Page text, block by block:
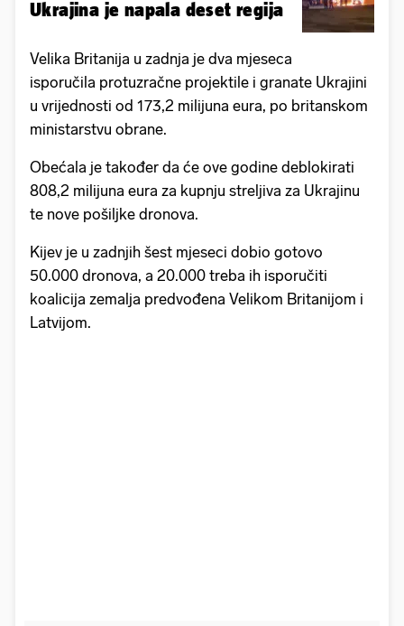
Ukrajina je napala deset regija
Velika Britanija u zadnja je dva mjeseca
isporučila protuzračne projektile i granate Ukrajini
u vrijednosti od 173,2 milijuna eura, po britanskom
ministarstvu obrane.
Obećala je također da će ove godine deblokirati
808,2 milijuna eura za kupnju streljiva za Ukrajinu
te nove pošiljke dronova.
Kijev je u zadnjih šest mjeseci dobio gotovo
50.000 dronova, a 20.000 treba ih isporučiti
koalicija zemalja predvođena Velikom Britanijom i
Latvijom.